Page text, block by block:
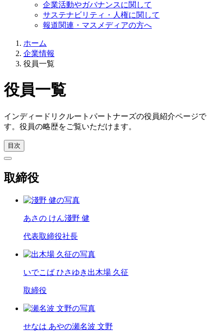
企業活動やガバナンスに関して
サステナビリティ・人権に関して
報道関連・マスメディアの方へ
ホーム
企業情報
役員一覧
役員一覧
インディードリクルートパートナーズの役員紹介ページで
す。役員の略歴をご覧いただけます。
目次
取締役
あさの けん淺野 健
代表取締役社長
いでこば ひさゆき 出木場 久征
取締役
せなは あやの瀬名波 文野